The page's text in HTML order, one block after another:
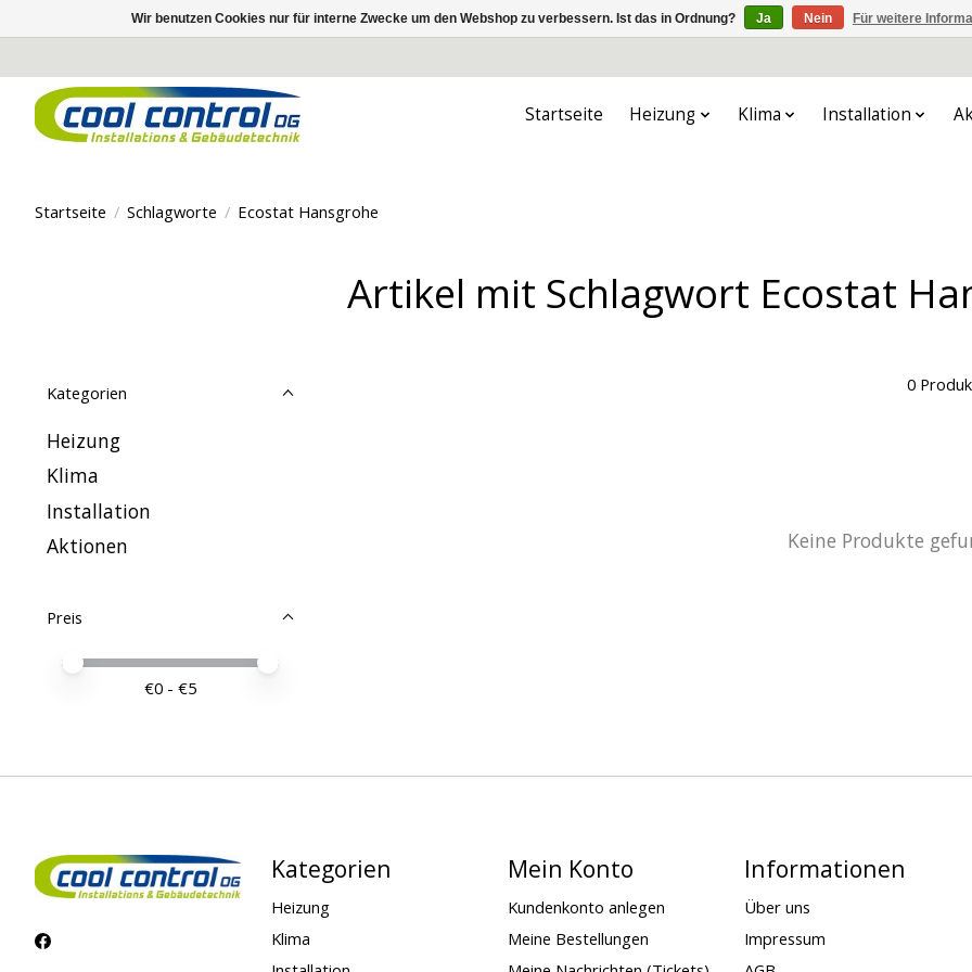
Startseite Heizung Klima Installation
Startseite / Schlagworte / Ecostat Hansgrohe
Artikel mit Schlagwort Ecostat
Kategorien
Heizung
Klima
Installation
Aktionen
Preis
Preis – Mindestwert
Price maximum value
€0 - €5
0
Keine Produkte
Kategorien
Heizung
Klima
Mein Konto
Kundenkonto anlegen
Meine Bestellungen
Informationen
Über uns
Impressum
Wir benutzen Cookies nur für interne Zwecke um den Webshop zu verbessern. Ist das in Ordnung? Ja Nein Für weitere